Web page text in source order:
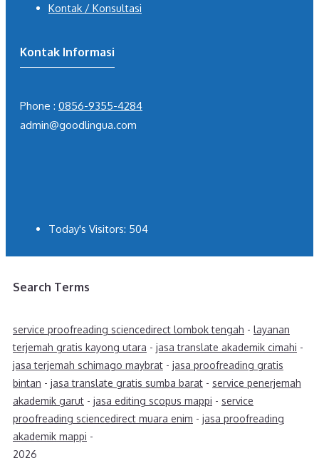
Kontak / Konsultasi
Kontak Informasi
Phone : 0856-9355-4284
admin@goodlingua.com
Today's Visitors: 504
Search Terms
service proofreading sciencedirect lombok tengah - layanan
terjemah gratis kayong utara - jasa translate akademik cimahi -
jasa terjemah schimago maybrat - jasa proofreading gratis
bintan - jasa translate gratis sumba barat - service penerjemah
akademik garut - jasa editing scopus mappi - service
proofreading sciencedirect muara enim - jasa proofreading
akademik mappi -
2026